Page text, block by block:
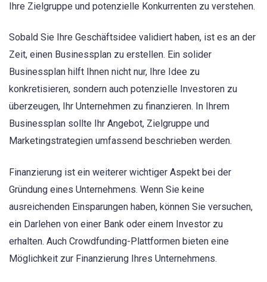
Ihre Zielgruppe und potenzielle Konkurrenten zu verstehen.
Sobald Sie Ihre Geschäftsidee validiert haben, ist es an der
Zeit, einen Businessplan zu erstellen. Ein solider
Businessplan hilft Ihnen nicht nur, Ihre Idee zu
konkretisieren, sondern auch potenzielle Investoren zu
überzeugen, Ihr Unternehmen zu finanzieren. In Ihrem
Businessplan sollte Ihr Angebot, Zielgruppe und
Marketingstrategien umfassend beschrieben werden.
Finanzierung ist ein weiterer wichtiger Aspekt bei der
Gründung eines Unternehmens. Wenn Sie keine
ausreichenden Einsparungen haben, können Sie versuchen,
ein Darlehen von einer Bank oder einem Investor zu
erhalten. Auch Crowdfunding-Plattformen bieten eine
Möglichkeit zur Finanzierung Ihres Unternehmens.